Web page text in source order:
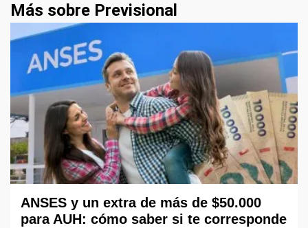
Más sobre Previsional
ANSES y un extra de más de $50.000
para AUH: cómo saber si te corresponde